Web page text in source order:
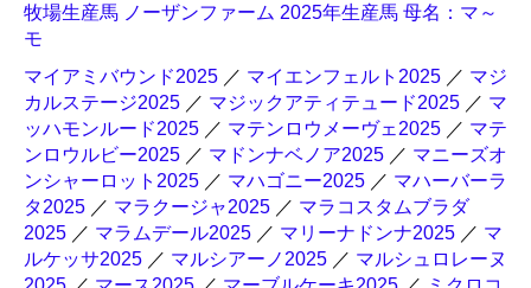
牧場生産馬 ノーザンファーム 2025年生産馬 母名：マ～
モ
マイアミバウンド2025 ／ マイエンフェルト2025 ／ マジ
カルステージ2025 ／ マジックアティテュード2025 ／ マ
ッハモンルード2025 ／ マテンロウメーヴェ2025 ／ マテ
ンロウルビー2025 ／ マドンナベノア2025 ／ マニーズオ
ンシャーロット2025 ／ マハゴニー2025 ／ マハーバーラ
タ2025 ／ マラクージャ2025 ／ マラコスタムブラダ
2025 ／ マラムデール2025 ／ マリーナドンナ2025 ／ マ
ルケッサ2025 ／ マルシアーノ2025 ／ マルシュロレーヌ